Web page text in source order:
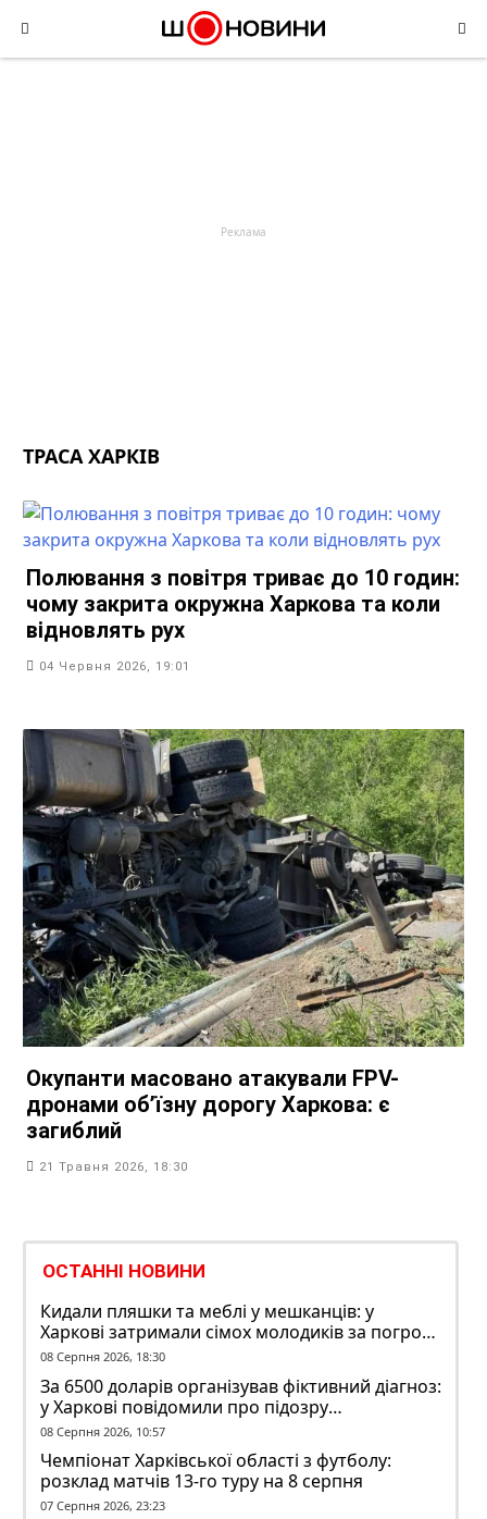
content
ТРАСА ХАРКІВ
Полювання з повітря триває до 10 годин:
чому закрита окружна Харкова та коли
відновлять рух
04 Червня 2026, 19:01
Окупанти масовано атакували FPV-
дронами об’їзну дорогу Харкова: є
загиблий
21 Травня 2026, 18:30
ОСТАННІ НОВИНИ
Кидали пляшки та меблі у мешканців: у
Харкові затримали сімох молодиків за погром
у гуртожитку
08 Серпня 2026, 18:30
За 6500 доларів організував фіктивний діагноз:
у Харкові повідомили про підозру
ексзавідувачу психлікарні
08 Серпня 2026, 10:57
Чемпіонат Харківської області з футболу:
розклад матчів 13-го туру на 8 серпня
07 Серпня 2026, 23:23